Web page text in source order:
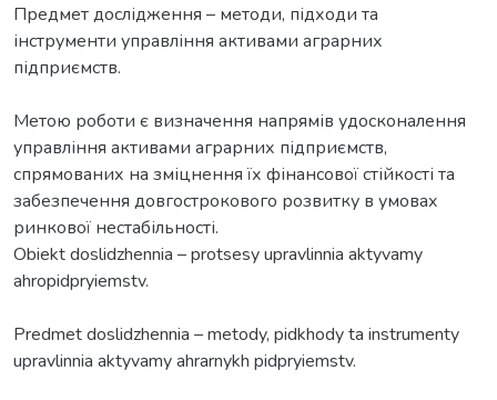
Предмет дослідження – методи, підходи та
інструменти управління активами аграрних
підприємств.
Метою роботи є визначення напрямів удосконалення
управління активами аграрних підприємств,
спрямованих на зміцнення їх фінансової стійкості та
забезпечення довгострокового розвитку в умовах
ринкової нестабільності.
Obiekt doslidzhennia – protsesy upravlinnia aktyvamy
ahropidpryiemstv.
Predmet doslidzhennia – metody, pidkhody ta instrumenty
upravlinnia aktyvamy ahrarnykh pidpryiemstv.